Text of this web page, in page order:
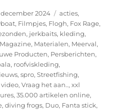
december 2024 Categorieën
acties,
, Filmpjes, Flogh, Fox Rage,
, jerkbaits, kleding,
Magazine, Materialen, Meerval,
Producten, Persberichten,
, roofviskleding,
,spro,Streetfishing,
video,Vraag het aan..,xxl
,35.000 artikelen online,
,diving frogs, Duo, Fanta stick,